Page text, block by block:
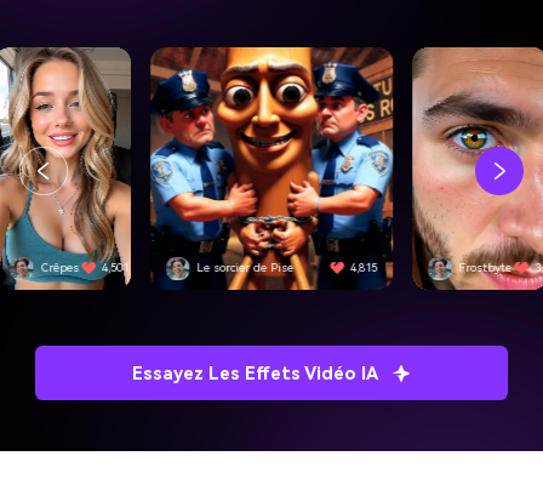
sorcier de Pise 4,815 Frostbyte 3,092 SwiftEdge
Essayez Les Effets Vidéo IA